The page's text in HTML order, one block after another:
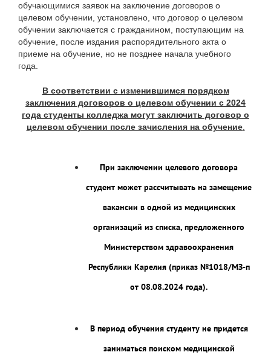
обучающимися заявок на заключение договоров о
целевом обучении, установлено, что договор о целевом
обучении заключается с гражданином, поступающим на
обучение, после издания распорядительного акта о
приеме на обучение, но не позднее начала учебного
года.
В соответствии с изменившимся порядком
заключения договоров о целевом обучении с 2024
года студенты колледжа могут заключить договор о
целевом обучении после зачисления на обучение.
При заключении целевого договора
студент может рассчитывать на замещение
вакансии в одной из медицинских
организаций из списка, предложенного
Министерством здравоохранения
Республики Карелия (приказ №1018/МЗ-п
от 08.08.2024 года).
В период обучения студенту не придется
заниматься поиском медицинской